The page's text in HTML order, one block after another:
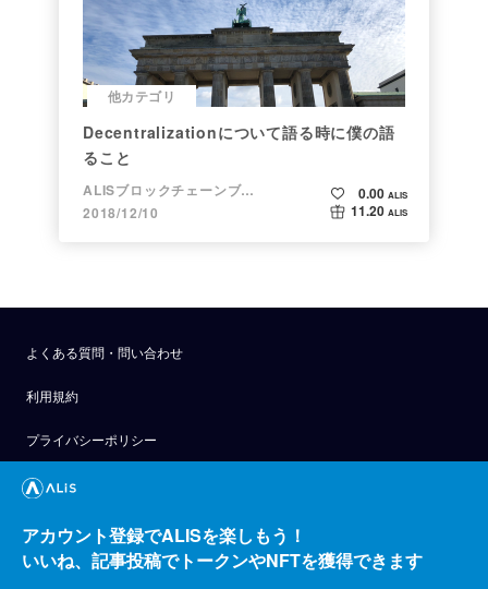
他カテゴリ
Decentralizationについて語る時に僕の語
ること
ALISブロックチェーンブログ
2018/12/10
0.00 ALIS
11.20 ALIS
よくある質問・問い合わせ
利用規約
プライバシーポリシー
公式アナウンス
技術ブログ
API
アカウント登録でALISを楽しもう！
いいね、記事投稿でトークンやNFTを獲得できます